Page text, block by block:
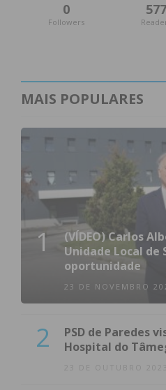
0
Followers
577
MAIS POPULARES
1
(VÍDEO) Carlos
Unidade Local de
oportunidade
23 DE NOVEMBRO
2
PSD de Paredes
Hospital do
23 DE OUTUBRO 2023